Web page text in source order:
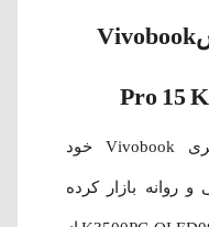
بررسی لپ‌ تاپ ایسوسVivobook
Pro 15
شرکت بزرگ ایسوس در سری Vivobook خود
روانه بازار کرده